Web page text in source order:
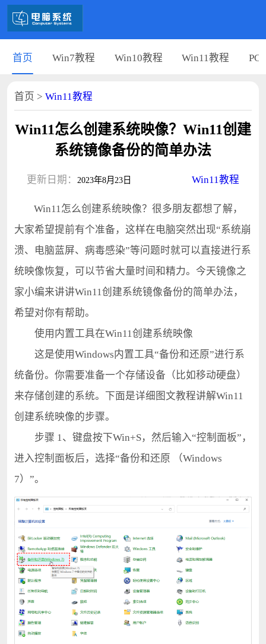
首页 Win7教程 Win10教程 Win11教程 PC
首页 > Win11教程
Win11怎么创建系统映像？Win11创建
系统镜像备份的简单办法
更新日期： 2023年8月23日 Win11教程
Win11怎么创建系统映像？很多朋友都想了解，
大家希望提前有个准备，这样在电脑突然出现“系统崩
溃、电脑蓝屏、病毒感染”等问题时就可以直接进行系
统映像恢复，可以节省大量时间和精力。今天镜像之
家小编来讲讲Win11创建系统镜像备份的简单办法，
希望对你有帮助。
使用内置工具在Win11创建系统映像
这是使用Windows内置工具“备份和还原”进行系
统备份。你需要准备一个存储设备（比如移动硬盘）
来存储创建的系统。下面是详细图文教程讲解Win11
创建系统映像的步骤。
步骤 1、键盘按下Win+S，然后输入“控制面板”，
进入控制面板后，选择“备份和还原 （Windows
7）”。